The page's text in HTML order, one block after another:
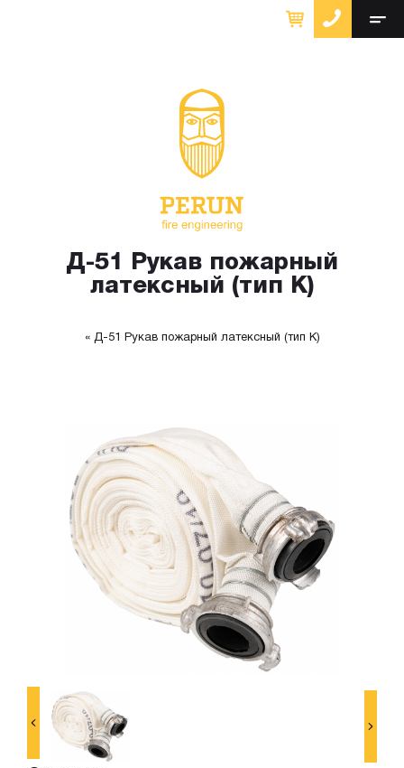
Д-51 Рукав пожарный
латексный (тип К)
Д-51 Рукав пожарный латексный (тип К)